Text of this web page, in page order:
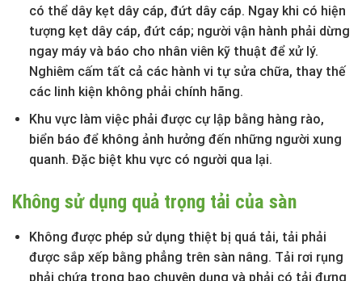
có thể dây kẹt dây cáp, đứt dây cáp. Ngay khi có hiện
tượng kẹt dây cáp, đứt cáp; người vận hành phải dừng
ngay máy và báo cho nhân viên kỹ thuật để xử lý.
Nghiêm cấm tất cả các hành vi tự sửa chữa, thay thế
các linh kiện không phải chính hãng.
Khu vực làm việc phải được cự lập bằng hàng rào,
biển báo để không ảnh hưởng đến những người xung
quanh. Đặc biệt khu vực có người qua lại.
Không sử dụng quả trọng tải của sàn
Không được phép sử dụng thiệt bị quá tải, tải phải
được sắp xếp bằng phẳng trên sàn nâng. Tải rơi rụng
phải chứa trong bao chuyên dụng và phải có tải đựng